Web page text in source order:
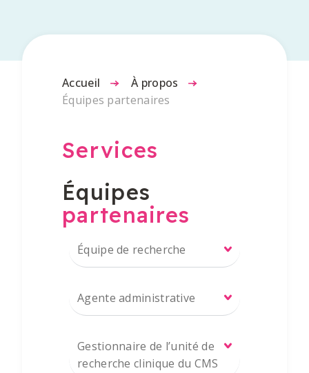
Accueil - À propos
-
Équipes partenaires
Services
Équipes
partenaires
Équipe de recherche
Agente administrative
Gestionnaire de l’unité de
recherche clinique du CMS